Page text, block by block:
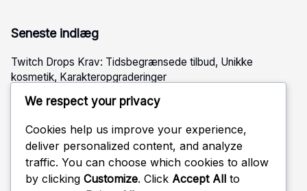
Seneste indlæg
Twitch Drops Krav: Tidsbegrænsede tilbud, Unikke
kosmetik, Karakteropgraderinger
Twitch Drops Krav: Live stream begivenheder, Unikke
skins, In-game genstande
Twitch Drops Krav: Speciale streams, Operatør skins,
Eksklusive genstande
Battle Pass Belønninger: Karaktertilpasning, Eksklusive
charms, Niveau belønninger
We respect your privacy
Cookies help us improve your experience,
deliver personalized content, and analyze
traffic. You can choose which cookies to allow
by clicking Customize. Click Accept All to